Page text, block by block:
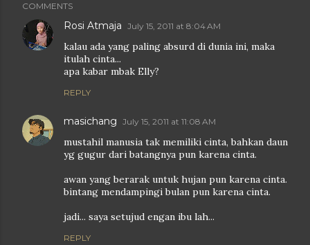
COMMENTS
Rosi Atmaja July 15, 2011 at 8:04 AM
kalau ada yang paling absurd di dunia ini, maka
itulah cinta...
apa kabar mbak Elly?
REPLY
masichang July 15, 2011 at 11:08 AM
mustahil manusia tak memiliki cinta, bahkan daun
yg gugur dari batangnya pun karena cinta.
awan yang berarak untuk hujan pun karena cinta.
bintang mendampingi bulan pun karena cinta.
jadi... saya setujud engan ibu lah...
REPLY